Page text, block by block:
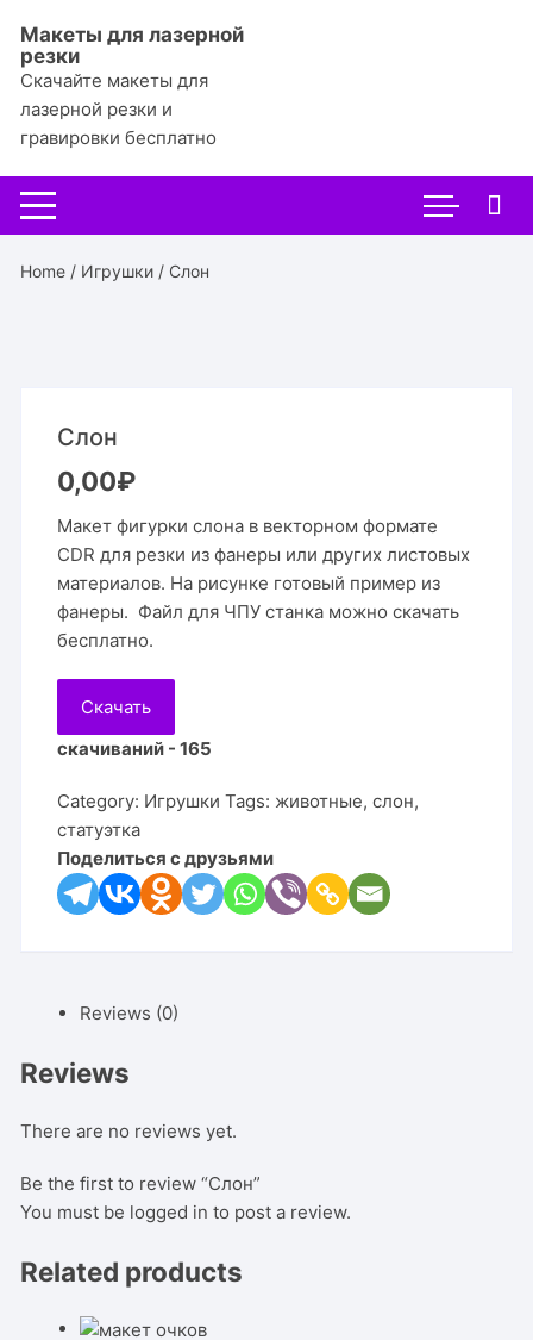
содержимому
Макеты для лазерной
резки
Скачайте макеты для
лазерной резки и
гравировки бесплатно
Home / Игрушки / Слон
Слон
0,00₽
Макет фигурки слона в векторном формате
CDR для резки из фанеры или других листовых
материалов. На рисунке готовый пример из
фанеры. Файл для ЧПУ станка можно скачать
бесплатно.
Скачать
скачиваний - 165
Category: Игрушки Tags: животные,слон,
статуэтка
Поделиться с друзьями
Reviews (0)
Reviews
There are no reviews yet.
Be the first to review “Слон”
You must be logged in to post a review.
Related products